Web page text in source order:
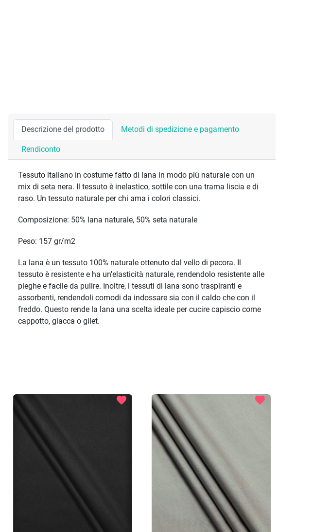
Descrizione del prodotto Metodi di spedizione e pagamento
Rendiconto
Tessuto italiano in costume fatto di lana in modo più naturale con un
mix di seta nera. Il tessuto è inelastico, sottile con una trama liscia e di
raso. Un tessuto naturale per chi ama i colori classici.
Composizione: 50% lana naturale, 50% seta naturale
Peso: 157 gr/m2
La lana è un tessuto 100% naturale ottenuto dal vello di pecora. Il
tessuto è resistente e ha un'elasticità naturale, rendendolo resistente alle
pieghe e facile da pulire. Inoltre, i tessuti di lana sono traspiranti e
assorbenti, rendendoli comodi da indossare sia con il caldo che con il
freddo. Questo rende la lana una scelta ideale per cucire capiscio come
cappotto, giacca o gilet.
favorite favorite